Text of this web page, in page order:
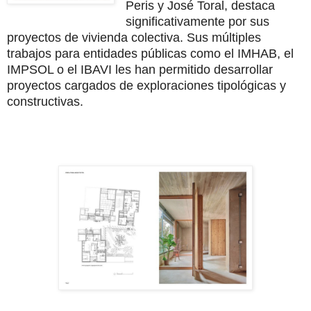
Peris y José Toral, destaca
significativamente por sus
proyectos de vivienda colectiva. Sus múltiples
trabajos para entidades públicas como el IMHAB, el
IMPSOL o el IBAVI les han permitido desarrollar
proyectos cargados de exploraciones tipológicas y
constructivas.